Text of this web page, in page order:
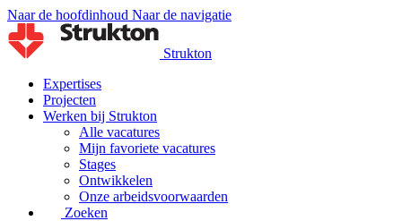
Naar de hoofdinhoud Naar de navigatie
Strukton
Expertises
Projecten
Werken bij Strukton
Alle vacatures
Mijn favoriete vacatures
Stages
Ontwikkelen
Onze arbeidsvoorwaarden
Zoeken